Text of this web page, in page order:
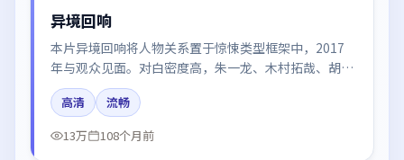
异境回响
本片异境回响将人物关系置于惊悚类型框架中，2017
年与观众见面。对白密度高，朱一龙、木村拓哉、胡歌
的台词节奏值得关注；整体气质偏中国香港都市与冷色
调摄影。
高清
流畅
13万
108个月前